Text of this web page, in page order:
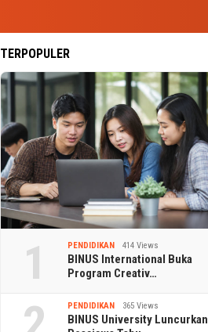
TERPOPULER
1 PENDIDIKAN 414 Views
BINUS International Buka
Program Creativ…
PENDIDIKAN 365 Views
BINUS University Luncurkan